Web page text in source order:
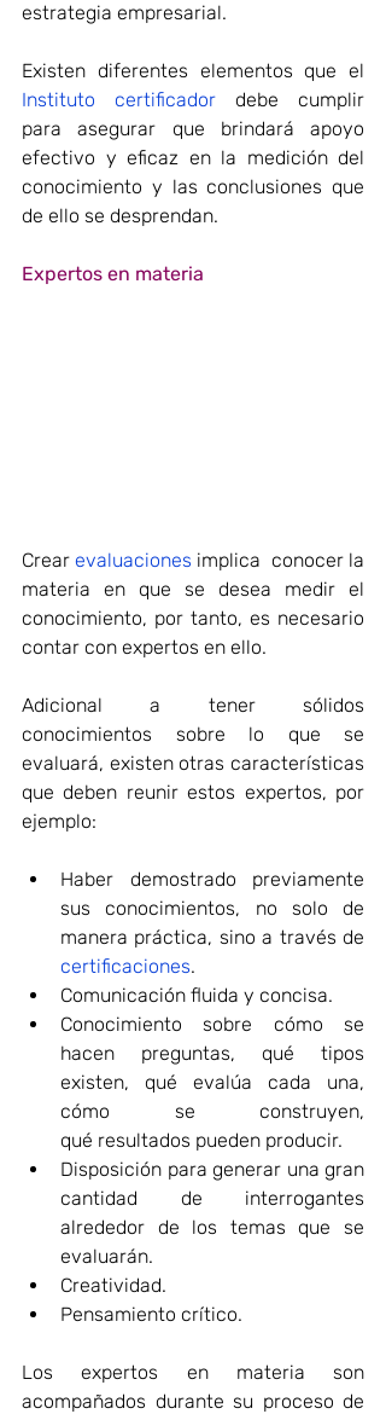
estrategia empresarial.
Instituto certificador debe cumplir
para asegurar que brindará apoyo
efectivo y eficaz en la medición del
conocimiento y las conclusiones que
de ello se desprendan.
Expertos en materia
Crear evaluaciones implica  conocer la
materia en que se desea medir el
conocimiento, por tanto, es necesario
contar con expertos en ello.
Adicional a tener sólidos
conocimientos sobre lo que se
evaluará, existen otras características
que deben reunir estos expertos, por
ejemplo:
Haber demostrado previamente
sus conocimientos, no solo de
certificaciones.
Comunicación fluida y concisa.
Conocimiento sobre cómo se
hacen preguntas, qué tipos
existen, qué evalúa cada una,
cómo se construyen,
qué resultados pueden producir.
Disposición para generar una gran
cantidad de interrogantes
alrededor de los temas que se
evaluarán.
Creatividad.
Pensamiento crítico.
Los expertos en materia son
acompañados durante su proceso de